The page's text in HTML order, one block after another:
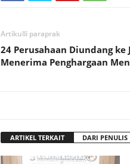
Artikulli paraprak
24 Perusahaan Diundang ke
Menerima Penghargaan
ARTIKEL TERKAIT DARI PENULIS